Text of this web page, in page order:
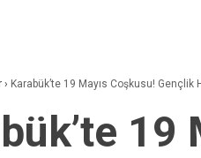
› Karabük’te 19 Mayıs Coşkusu!
19